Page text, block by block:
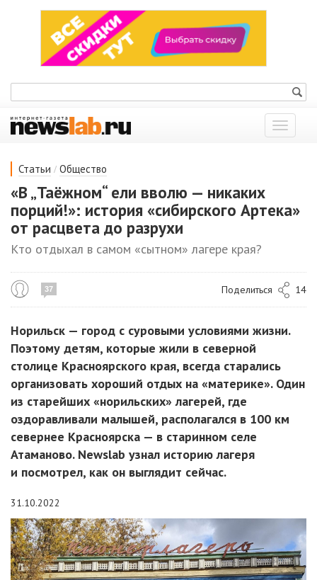
Показать
меню
Статьи / Общество
«В „Таёжном“ ели вволю — никаких
порций!»: история «сибирского Артека»
от расцвета до разрухи
Кто отдыхал в самом «сытном» лагере края?
37 Поделиться 14
Норильск — город с суровыми условиями жизни.
Поэтому детям, которые жили в северной
столице Красноярского края, всегда старались
организовать хороший отдых на «материке». Один
из старейших «норильских» лагерей, где
оздоравливали малышей, располагался в 100 км
севернее Красноярска — в старинном селе
Атаманово. Newslab узнал историю лагеря
и посмотрел, как он выглядит сейчас.
31.10.2022